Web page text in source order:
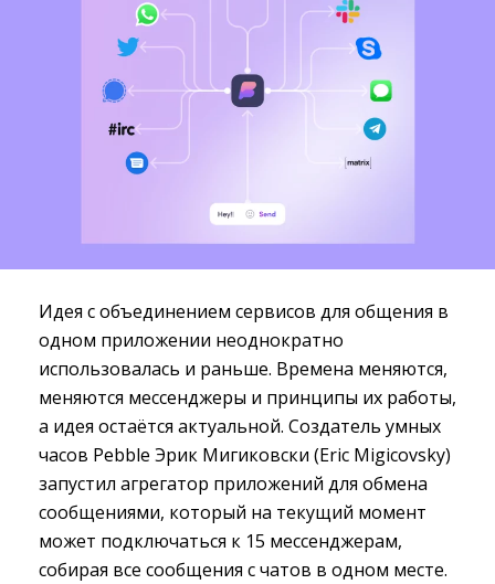
Идея с объединением сервисов для общения в
одном приложении неоднократно
использовалась и раньше. Времена меняются,
меняются мессенджеры и принципы их работы,
а идея остаётся актуальной. Создатель умных
часов Pebble Эрик Мигиковски (Eric Migicovsky)
запустил агрегатор приложений для обмена
сообщениями, который на текущий момент
может подключаться к 15 мессенджерам,
собирая все сообщения с чатов в одном месте.